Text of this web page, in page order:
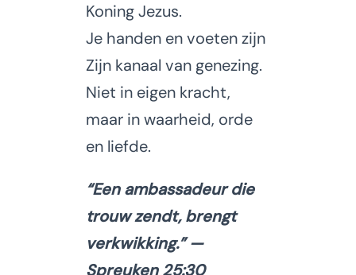
Koning Jezus.
Je handen en voeten zijn
Zijn kanaal van genezing.
Niet in eigen kracht,
maar in waarheid, orde
en liefde.
“Een ambassadeur die
trouw zendt, brengt
verkwikking.”—
Spreuken 25:30